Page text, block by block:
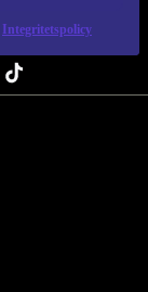
Integritetspolicy